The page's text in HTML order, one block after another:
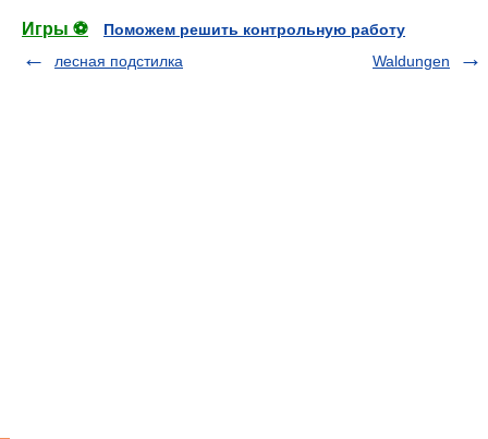
Игры ⚽
Поможем решить контрольную работу
лесная подстилка
Waldungen